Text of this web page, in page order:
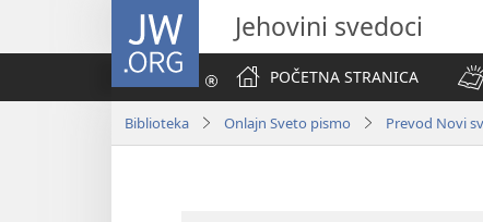
JW.ORG Jehovini svedoci
POČETNA STRANICA
Biblioteka Onlajn Sveto pismo Prevod Novi